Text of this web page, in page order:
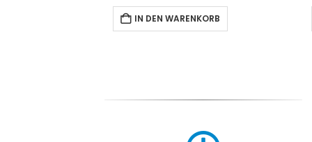
IN DEN WARENKORB